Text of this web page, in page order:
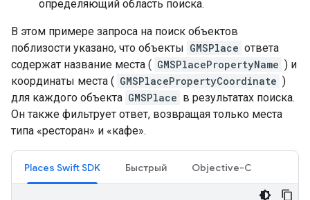
определяющий область поиска.
В этом примере запроса на поиск объектов
поблизости указано, что объекты GMSPlace ответа
содержат название места ( GMSPlacePropertyName ) и
координаты места ( GMSPlacePropertyCoordinate )
для каждого объекта GMSPlace в результатах поиска.
Он также фильтрует ответ, возвращая только места
типа «ресторан» и «кафе».
Places Swift SDK Быстрый Objective-C